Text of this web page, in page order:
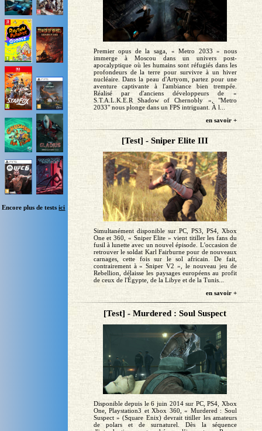
Encore plus de testsici
Premier opus de la saga, « Metro 2033 » nous
immerge à Moscou dans un univers post-
apocalyptique où les humains sont réfugiés dans les
profondeurs de la terre pour survivre à un hiver
nucléaire. Dans la peau d'Artyom, partez pour une
aventure captivante à l'ambiance bien trempée.
Réalisé par d'anciens développeurs de «
S.T.A.L.K.E.R Shadow of Chernobly », "Metro
2033" nous plonge dans un FPS intriguant. À l...
en savoir +
[Test] - Sniper Elite III
Simultanément disponible sur PC, PS3, PS4, Xbox
One et 360, « Sniper Elite » vient titiller les fans du
fusil à lunette avec un nouvel épisode. L'occasion de
retrouver le soldat Karl Fairburne pour de nouveaux
carnages, cette fois sur le sol africain. De fait,
contrairement à « Sniper V2 », le nouveau jeu de
Rebellion, délaisse les paysages européens au profit
de ceux de l'Égypte, de la Libye et de la Tunis...
en savoir +
[Test] - Murdered : Soul Suspect
Disponible depuis le 6 juin 2014 sur PC, PS4, Xbox
One, Playstation3 et Xbox 360, « Murdered : Soul
Suspect » (Square Enix) devrait titiller les amateurs
de polars et de surnaturel. Dès la séquence